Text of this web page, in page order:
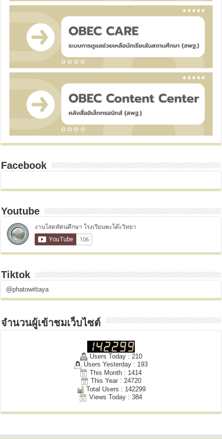
Facebook
Youtube
Tiktok
@phatowittaya
จำนวนผู้เข้าชมเว็บไซต์
Users Today : 210
Users Yesterday : 193
This Month : 1414
This Year : 24720
Total Users : 142299
Views Today : 384